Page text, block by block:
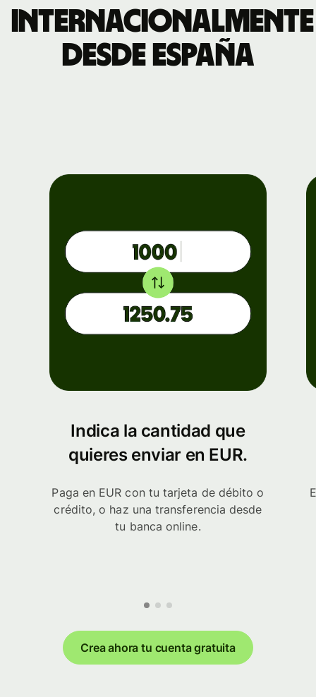
internacionalmente
desde España
Indica la cantidad que
quieres enviar en EUR.
Paga en EUR con tu tarjeta de débito o
crédito, o haz una transferencia desde
tu banca online.
Crea ahora tu cuenta gratuita